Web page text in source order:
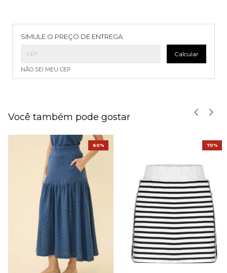
SIMULE O PREÇO DE ENTREGA
Calcular
NÃO SEI MEU CEP
Você também pode gostar
60% 70%